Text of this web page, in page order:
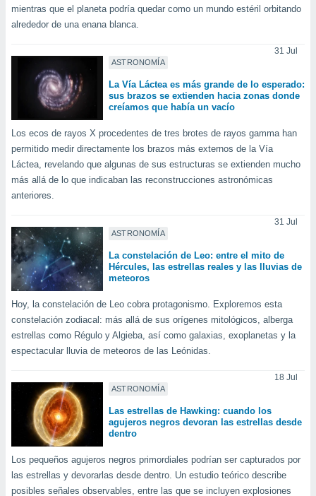
más
nuestra
cookies
aceptar
de
te
de que
el sitio
para
ni para
o
mientras que el planeta podría quedar como un mundo estéril orbitando
alrededor de una enana blanca.
ASTRONOMÍA
31 Jul
La Vía Láctea es más grande de lo esperado:
sus brazos se extienden hacia zonas donde
creíamos que había un vacío
Los ecos de rayos X procedentes de tres brotes de rayos gamma han
permitido medir directamente los brazos más externos de la Vía
Láctea, revelando que algunas de sus estructuras se extienden mucho
más allá de lo que indicaban las reconstrucciones astronómicas
anteriores.
ASTRONOMÍA
31 Jul
La constelación de Leo: entre el mito de
Hércules, las estrellas reales y las lluvias de
meteoros
Hoy, la constelación de Leo cobra protagonismo. Exploremos esta
constelación zodiacal: más allá de sus orígenes mitológicos, alberga
estrellas como Régulo y Algieba, así como galaxias, exoplanetas y la
espectacular lluvia de meteoros de las Leónidas.
ASTRONOMÍA
18 Jul
Las estrellas de Hawking: cuando los
agujeros negros devoran las estrellas desde
dentro
Los pequeños agujeros negros primordiales podrían ser capturados por
las estrellas y devorarlas desde dentro. Un estudio teórico describe
posibles señales observables, entre las que se incluyen explosiones